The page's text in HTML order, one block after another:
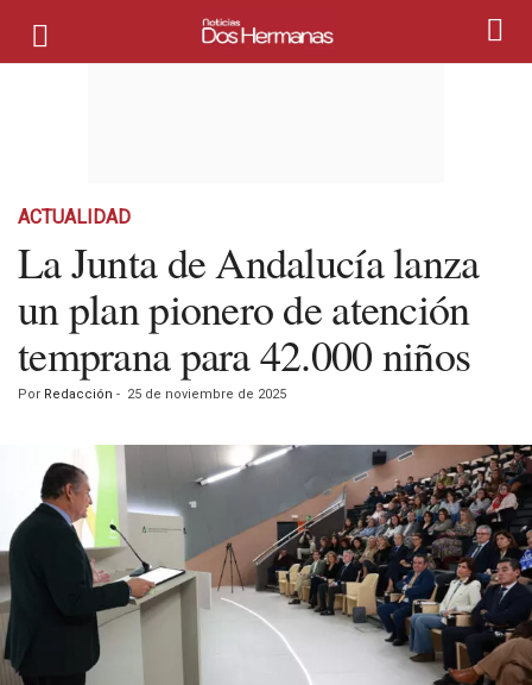
ACTUALIDAD
La Junta de Andalucía lanza
un plan pionero de atención
temprana para 42.000 niños
Por Redacción - 25 de noviembre de 2025